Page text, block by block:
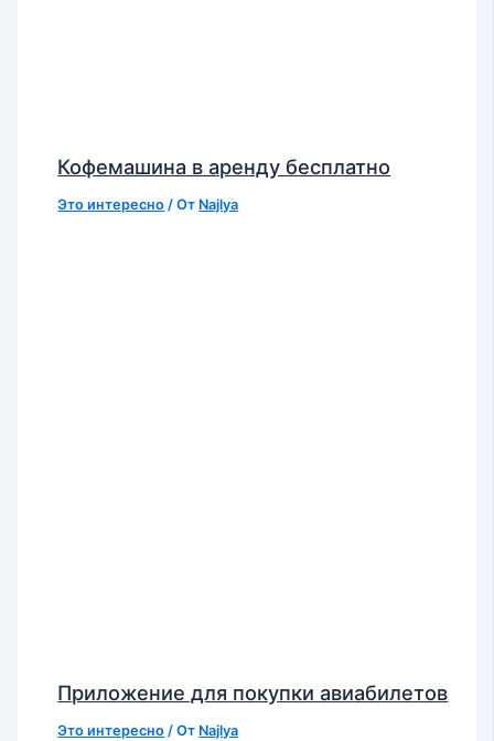
Кофемашина в аренду бесплатно
Это интересно / От Najlya
Приложение для покупки авиабилетов
Это интересно / От Najlya